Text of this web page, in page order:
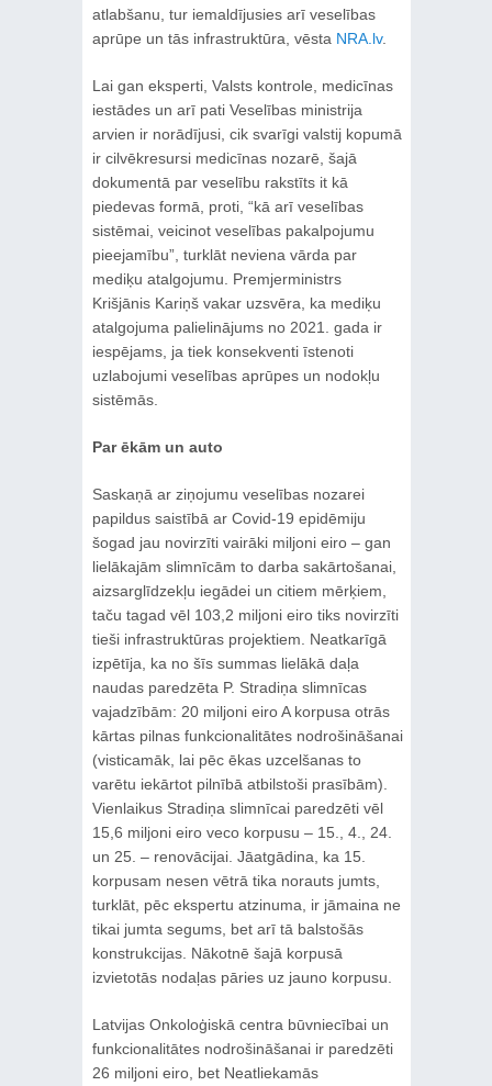
atlabšanu, tur iemaldījusies arī veselības
aprūpe un tās infrastruktūra, vēsta NRA.lv.
Lai gan eksperti, Valsts kontrole, medicīnas
iestādes un arī pati Veselības ministrija
arvien ir norādījusi, cik svarīgi valstij kopumā
ir cilvēkresursi medicīnas nozarē, šajā
dokumentā par veselību rakstīts it kā
piedevas formā, proti, “kā arī veselības
sistēmai, veicinot veselības pakalpojumu
pieejamību”, turklāt neviena vārda par
mediķu atalgojumu. Premjerministrs
Krišjānis Kariņš vakar uzsvēra, ka mediķu
atalgojuma palielinājums no 2021. gada ir
iespējams, ja tiek konsekventi īstenoti
uzlabojumi veselības aprūpes un nodokļu
sistēmās.
Par ēkām un auto
Saskaņā ar ziņojumu veselības nozarei
papildus saistībā ar Covid-19 epidēmiju
šogad jau novirzīti vairāki miljoni eiro – gan
lielākajām slimnīcām to darba sakārtošanai,
aizsarglīdzekļu iegādei un citiem mērķiem,
taču tagad vēl 103,2 miljoni eiro tiks novirzīti
tieši infrastruktūras projektiem. Neatkarīgā
izpētīja, ka no šīs summas lielākā daļa
naudas paredzēta P. Stradiņa slimnīcas
vajadzībām: 20 miljoni eiro A korpusa otrās
kārtas pilnas funkcionalitātes nodrošināšanai
(visticamāk, lai pēc ēkas uzcelšanas to
varētu iekārtot pilnībā atbilstoši prasībām).
Vienlaikus Stradiņa slimnīcai paredzēti vēl
15,6 miljoni eiro veco korpusu ‒ 15., 4., 24.
un 25. – renovācijai. Jāatgādina, ka 15.
korpusam nesen vētrā tika norauts jumts,
turklāt, pēc ekspertu atzinuma, ir jāmaina ne
tikai jumta segums, bet arī tā balstošās
konstrukcijas. Nākotnē šajā korpusā
izvietotās nodaļas pāries uz jauno korpusu.
Latvijas Onkoloģiskā centra būvniecībai un
funkcionalitātes nodrošināšanai ir paredzēti
26 miljoni eiro, bet Neatliekamās